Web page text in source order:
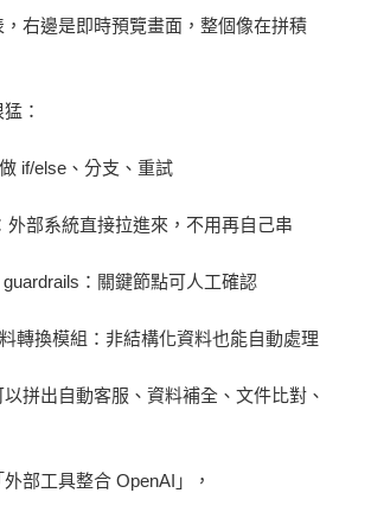
右邊是即時預覽畫面，整個像在拼積
：
if/else、分支、重試
外部系統直接拉進來，不用再自己串
：關鍵節點可人工確認
轉換模組：非結構化資料也能自動處理
拼出自動客服、資料補全、文件比對、
部工具整合 OpenAI」，